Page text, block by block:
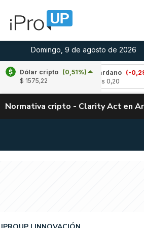
Domingo, 9 de agosto de 2026
Dólar cripto (0,51%)
$ 1575,22
Cardano
(-0,29%)
Normativa cripto - Clarity Act en